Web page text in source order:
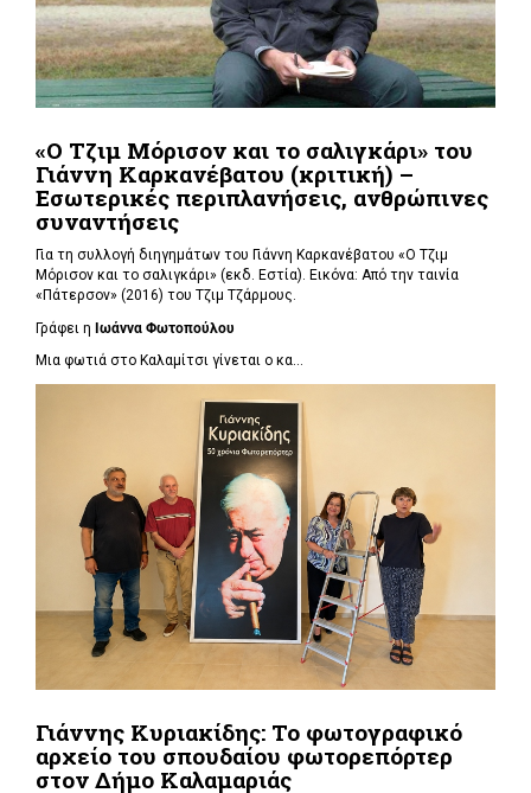
«Ο Τζιμ Μόρισον και το σαλιγκάρι» του
Γιάννη Καρκανέβατου (κριτική) –
Εσωτερικές περιπλανήσεις, ανθρώπινες
συναντήσεις
Για τη συλλογή διηγημάτων του Γιάννη Καρκανέβατου «Ο Τζιμ
Μόρισον και το σαλιγκάρι» (εκδ. Εστία). Εικόνα: Από την ταινία
«Πάτερσον» (2016) του Τζιμ Τζάρμους.
Γράφει η Ιωάννα Φωτοπούλου
Μια φωτιά στο Καλαμίτσι γίνεται ο κα...
Γιάννης Κυριακίδης: Το φωτογραφικό
αρχείο του σπουδαίου φωτορεπόρτερ
στον Δήμο Καλαμαριάς